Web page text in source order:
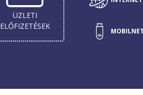
ÜZLETI
ELŐ­FIZETÉSEK
MOBILNET
MOBILNET